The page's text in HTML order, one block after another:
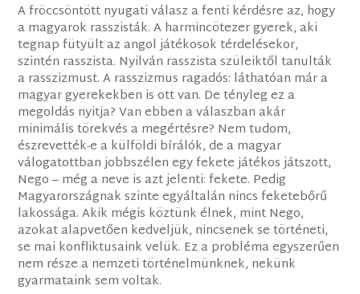
A fröccsöntött nyugati válasz a fenti kérdésre az, hogy
a magyarok rasszisták. A harmincötezer gyerek, aki
tegnap fütyült az angol játékosok térdelésekor,
szintén rasszista. Nyilván rasszista szüleiktől tanulták
a rasszizmust. A rasszizmus ragadós: láthatóan már a
magyar gyerekekben is ott van. De tényleg ez a
megoldás nyitja? Van ebben a válaszban akár
minimális törekvés a megértésre? Nem tudom,
észrevették-e a külföldi bírálók, de a magyar
válogatottban jobbszélen egy fekete játékos játszott,
Nego – még a neve is azt jelenti: fekete. Pedig
Magyarországnak szinte egyáltalán nincs feketebőrű
lakossága. Akik mégis köztünk élnek, mint Nego,
azokat alapvetően kedveljük, nincsenek se történeti,
se mai konfliktusaink velük. Ez a probléma egyszerűen
nem része a nemzeti történelmünknek, nekünk
gyarmataink sem voltak.